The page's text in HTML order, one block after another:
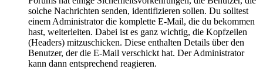
solche Nachrichten senden, identifizieren sollen. Du solltest
einem Administrator die komplette E-Mail, die du bekommen
hast, weiterleiten. Dabei ist es ganz wichtig, die Kopfzeilen
(Headers) mitzuschicken. Diese enthalten Details über den
Benutzer, der die E-Mail verschickt hat. Der Administrator
kann dann entsprechend reagieren.